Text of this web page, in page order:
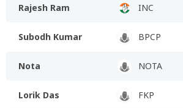
Rajesh Ram INC
Subodh Kumar BPCP
Nota NOTA
Lorik Das FKP